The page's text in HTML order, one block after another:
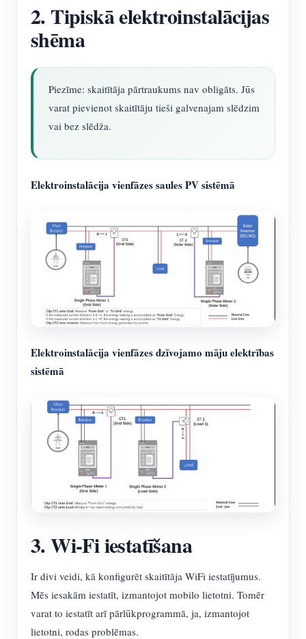
2. Tipiskā elektroinstalācijas
shēma
Piezīme: skaitītāja pārtraukums nav obligāts. Jūs
varat pievienot skaitītāju tieši galvenajam slēdzim
vai bez slēdža.
Elektroinstalācija vienfāzes saules PV sistēmā
Elektroinstalācija vienfāzes dzīvojamo māju elektrības
sistēmā
3. Wi-Fi iestatīšana
Ir divi veidi, kā konfigurēt skaitītāja WiFi iestatījumus.
Mēs iesakām iestatīt, izmantojot mobilo lietotni. Tomēr
varat to iestatīt arī pārlūkprogrammā, ja, izmantojot
lietotni, rodas problēmas.